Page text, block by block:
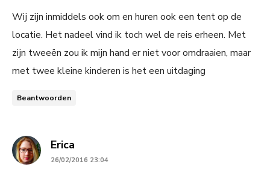
Wij zijn inmiddels ook om en huren ook een tent op de
locatie. Het nadeel vind ik toch wel de reis erheen. Met
zijn tweeën zou ik mijn hand er niet voor omdraaien, maar
met twee kleine kinderen is het een uitdaging
Beantwoorden
Erica
26/02/2016 23:04